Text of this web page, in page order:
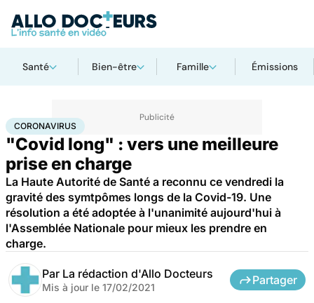
Santé Bien-être Famille Émissions
AccueilSantéCoronavirus
CORONAVIRUS
"Covid long" : vers une meilleure
prise en charge
La Haute Autorité de Santé a reconnu ce vendredi la
gravité des symtpômes longs de la Covid-19. Une
résolution a été adoptée à l'unanimité aujourd'hui à
l'Assemblée Nationale pour mieux les prendre en
charge.
Par La rédaction d'Allo Docteurs
Mis à jour le 17/02/2021
Partager